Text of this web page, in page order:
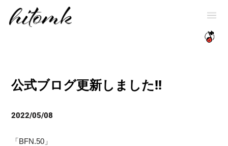
公式ブログ更新しました!!
2022/05/08
「BFN.50」